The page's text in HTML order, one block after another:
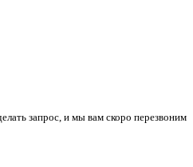
запрос, и мы вам скоро перезвоним